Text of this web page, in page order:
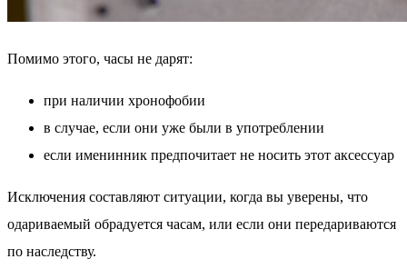
Помимо этого, часы не дарят:
при наличии хронофобии
в случае, если они уже были в употреблении
если именинник предпочитает не носить этот аксессуар
Исключения составляют ситуации, когда вы уверены, что
одариваемый обрадуется часам, или если они передариваются
по наследству.